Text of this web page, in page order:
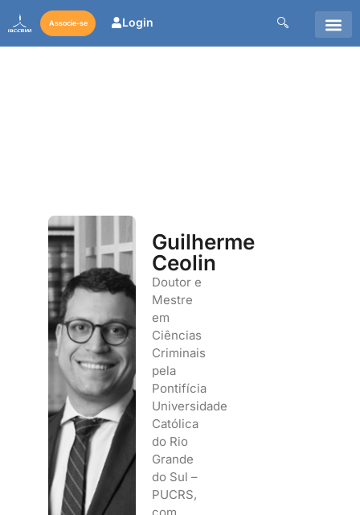
Associe-se Login
Guilherme
Ceolin
Doutor e
Mestre
em
Ciências
Criminais
pela
Pontifícia
Universidade
Católica
do Rio
Grande
do Sul –
PUCRS,